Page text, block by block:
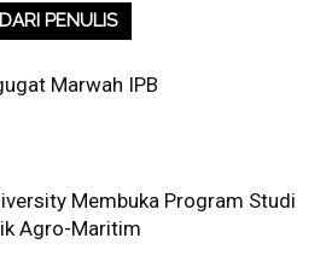
DARI PENULIS
Marwah IPB
Membuka Program Studi
Agro-Maritim